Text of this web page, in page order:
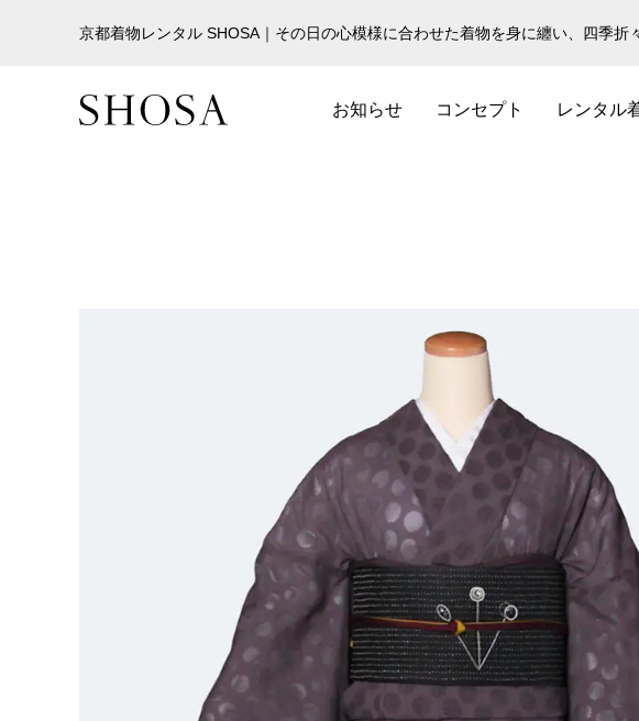
京都着物レンタル SHOSA｜その日の心模様に合わせた着物を身に纏い、四季折
お知らせ コンセプト レンタル